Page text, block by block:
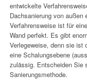
entwickelte
Dachsanierung von außen
Verfahrensweise ist für
Wand perfekt. Es gibt
Verlegeweise, denn sie ist
eine Schalungsebene
zulässig. Entscheiden Sie
Sanierungsmethode.